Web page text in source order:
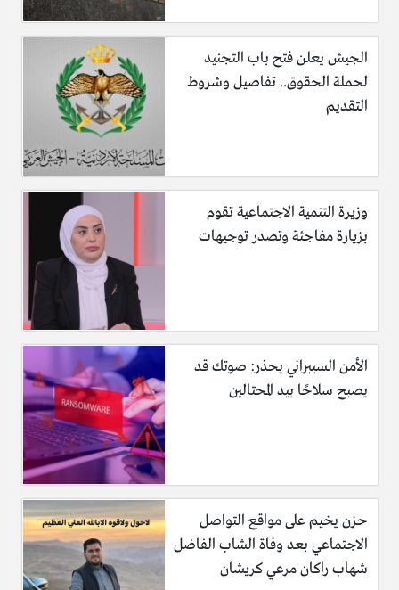
الجيش يعلن فتح باب التجنيد
لحملة الحقوق.. تفاصيل وشروط
التقديم
وزيرة التنمية الاجتماعية تقوم
بزيارة مفاجئة وتصدر توجيهات
الأمن السيبراني يحذر: صوتك قد
يصبح سلاحًا بيد المحتالين
حزن يخيم على مواقع التواصل
الاجتماعي بعد وفاة الشاب الفاضل
شهاب راكان مرعي كريشان